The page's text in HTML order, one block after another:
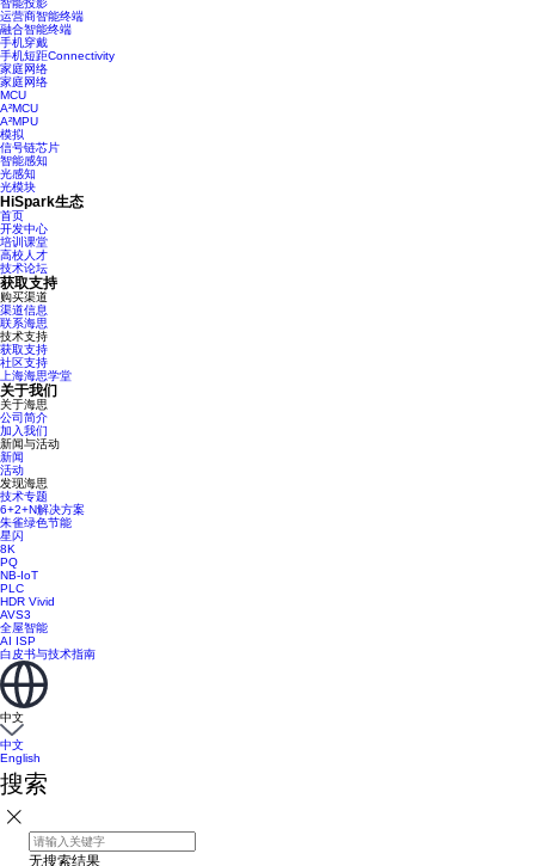
运营商智能终端
融合智能终端
手机穿戴
手机短距Connectivity
家庭网络
家庭网络
MCU
A²MCU
A²MPU
模拟
信号链芯片
智能感知
光感知
光模块
HiSpark生态
首页
开发中心
培训课堂
高校人才
技术论坛
获取支持
购买渠道
渠道信息
联系海思
技术支持
获取支持
社区支持
上海海思学堂
关于我们
关于海思
公司简介
加入我们
新闻与活动
新闻
活动
发现海思
技术专题
6+2+N解决方案
朱雀绿色节能
星闪
8K
PQ
NB-IoT
PLC
HDR Vivid
AVS3
全屋智能
AI ISP
白皮书与技术指南
中文
中文
English
搜索
无搜索结果